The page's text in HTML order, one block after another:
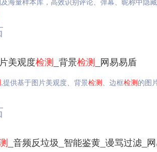
片美观度检测 _背景检测 _网易易盾
,提供基于图片美观度、背景检测、边框检测的图
_音频反垃圾_智能鉴黄_谩骂过滤_